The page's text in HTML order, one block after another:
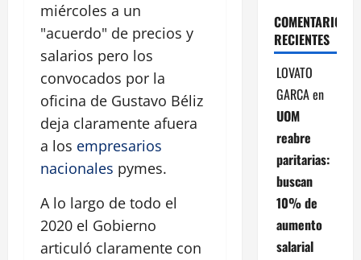
miércoles a un
"acuerdo" de precios y
salarios pero los
convocados por la
oficina de Gustavo Béliz
deja claramente afuera
a los empresarios
nacionales pymes.
A lo largo de todo el
2020 el Gobierno
articuló claramente con
COMENTARIOS
RECIENTES
LOVATO
GARCAen
UOM
reabre
paritarias:
buscan
10% de
aumento
salarial